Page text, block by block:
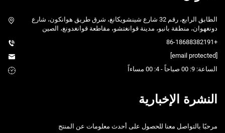
الطابق الرابع، رقم 32 شارع شينشويكانغ، شرق طريق هوانكون، شارع
دونغهوان، منطقة بانيو، مدينة قوانغتشو، مقاطعة قوانغدونغ، الصين
+86-18688382191
الساعة: 9: 00 صباحاً - 4: 00 مساءاً
النشرة الإخبارية
مرحبًا بالتواصل معنا للحصول على أحدث معلومات عن المنتج